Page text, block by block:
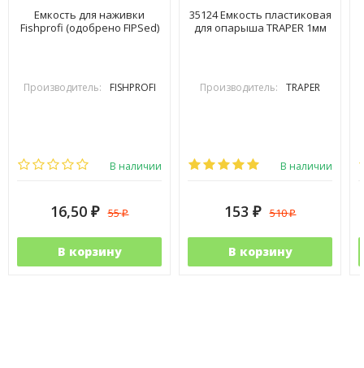
Емкость для наживки
Fishprofi (одобрено FIPSed)
Производитель: FISHPROFI
В наличии
16,50 ₽ 55₽
В корзину
35124 Емкость пластиковая
для опарыша TRAPER 1мм
Производитель: TRAPER
В наличии
153 ₽ 510₽
В корзину